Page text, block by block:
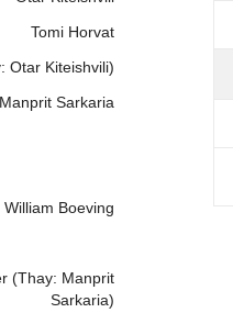
Tomi Horvat
Otar Kiteishvili)
Manprit Sarkaria
William Boeving
(Thay: Manprit
Sarkaria)